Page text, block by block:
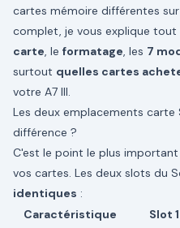
cartes mémoire différentes
complet, je vous explique tout
carte, le formatage, les 7
surtout quelles cartes
votre A7 III.
Les deux emplacements carte
différence ?
C'est le point le plus
vos cartes. Les deux slots du
identiques :
Caractéristique
Slot